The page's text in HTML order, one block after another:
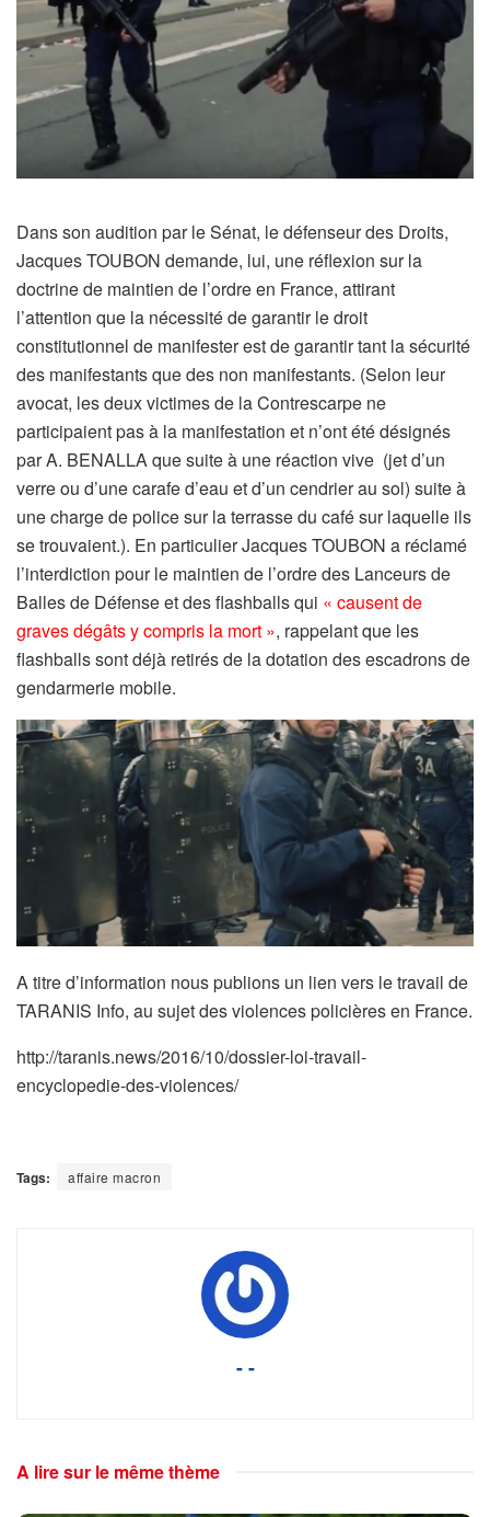
Dans son audition par le Sénat, le défenseur des Droits,
Jacques TOUBON demande, lui, une réflexion sur la
doctrine de maintien de l’ordre en France, attirant
l’attention que la nécessité de garantir le droit
constitutionnel de manifester est de garantir tant la sécurité
des manifestants que des non manifestants. (Selon leur
avocat, les deux victimes de la Contrescarpe ne
participaient pas à la manifestation et n’ont été désignés
par A. BENALLA que suite à une réaction vive (jet d’un
verre ou d’une carafe d’eau et d’un cendrier au sol) suite à
une charge de police sur la terrasse du café sur laquelle ils
se trouvaient.). En particulier Jacques TOUBON a réclamé
l’interdiction pour le maintien de l’ordre des Lanceurs de
Balles de Défense et des flashballs qui « causent de
graves dégâts y compris la mort », rappelant que les
flashballs sont déjà retirés de la dotation des escadrons de
gendarmerie mobile.
A titre d’information nous publions un lien vers le travail de
TARANIS Info, au sujet des violences policières en France.
http://taranis.news/2016/10/dossier-loi-travail-
encyclopedie-des-violences/
Tags: affaire macron
- -
A lire sur le même thème